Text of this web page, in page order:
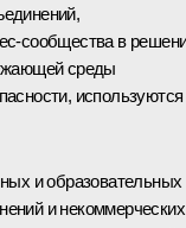
сообщества в
среды
используются
и образовательных
и некоммерческих